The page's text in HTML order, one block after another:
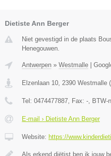
Dietiste Ann Berger
Niet gevestigd in de plaats
Henegouwen.
Antwerpen » Westmalle |
Elzenlaan 10 2390 Westmalle (
Tel: 0474477887 , Fax: - , BTW-
E-mail › Dietiste Ann Berger
Website: https://
Als erkend diëtist ben ik jouw